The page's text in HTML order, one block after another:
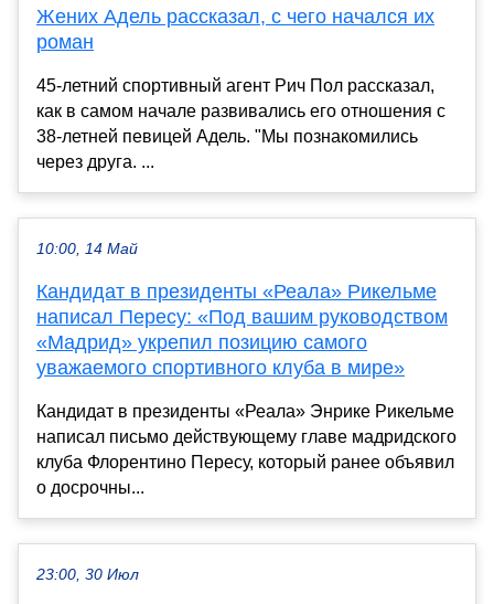
Жених Адель рассказал, с чего начался их
роман
45-летний спортивный агент Рич Пол рассказал,
как в самом начале развивались его отношения с
38-летней певицей Адель. "Мы познакомились
через друга. ...
10:00, 14 Май
Кандидат в президенты «Реала» Рикельме
написал Пересу: «Под вашим руководством
«Мадрид» укрепил позицию самого
уважаемого спортивного клуба в мире»
Кандидат в президенты «Реала» Энрике Рикельме
написал письмо действующему главе мадридского
клуба Флорентино Пересу, который ранее объявил
о досрочны...
23:00, 30 Июл